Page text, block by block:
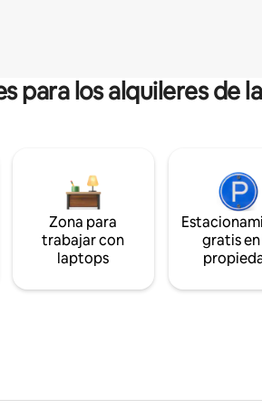
para los alquileres de
Zona para
trabajar con
laptops
gratis en